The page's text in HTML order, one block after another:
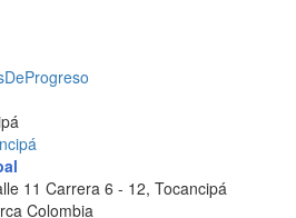
11 Carrera 6 - 12, Tocancipá
Colombia